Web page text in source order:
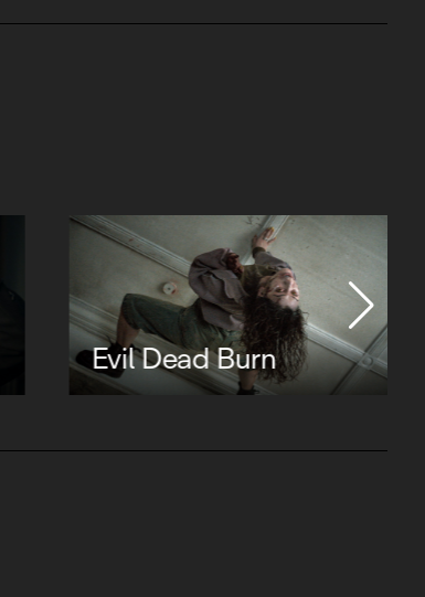
Evil Dead Burn